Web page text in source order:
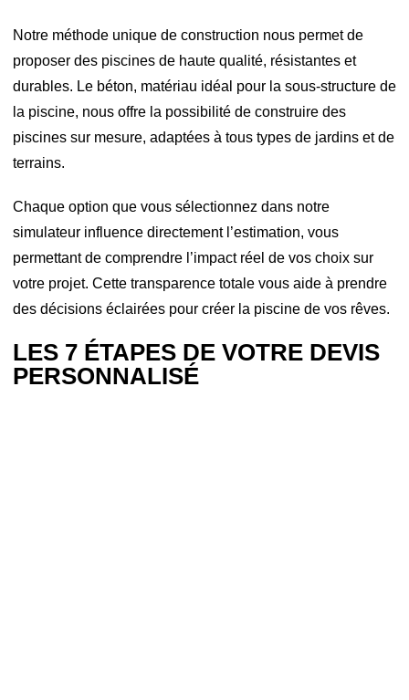
Notre méthode unique de construction nous permet de
proposer des piscines de haute qualité, résistantes et
durables. Le béton, matériau idéal pour la sous-structure de
la piscine, nous offre la possibilité de construire des
piscines sur mesure, adaptées à tous types de jardins et de
terrains.
Chaque option que vous sélectionnez dans notre
simulateur influence directement l’estimation, vous
permettant de comprendre l’impact réel de vos choix sur
votre projet. Cette transparence totale vous aide à prendre
des décisions éclairées pour créer la piscine de vos rêves.
LES 7 ÉTAPES DE VOTRE DEVIS
PERSONNALISÉ